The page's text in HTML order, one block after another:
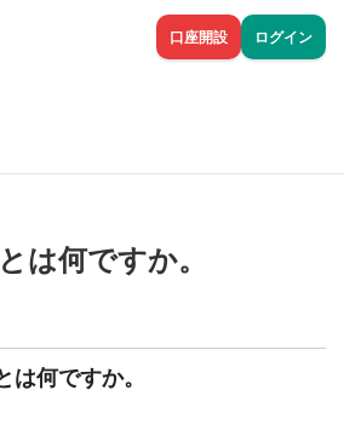
口座開設 ログイン
は何ですか。
は何ですか。